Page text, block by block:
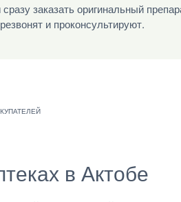
заказать оригинальный
и проконсультируют.
в Актобе